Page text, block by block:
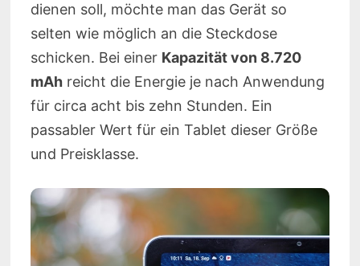
dienen soll, möchte man das Gerät so
selten wie möglich an die Steckdose
schicken. Bei einer Kapazität von 8.720
mAhreicht die Energie je nach Anwendung
für circa acht bis zehn Stunden. Ein
passabler Wert für ein Tablet dieser Größe
und Preisklasse.